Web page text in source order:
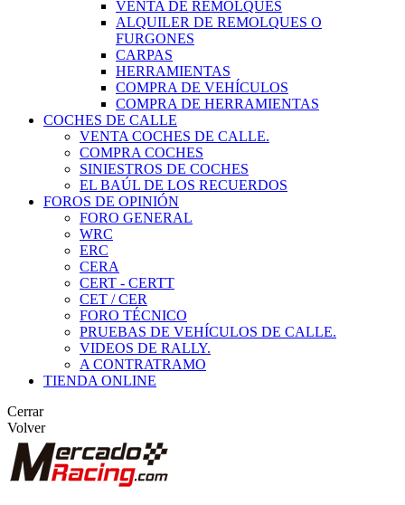
VENTA DE REMOLQUES
ALQUILER DE REMOLQUES O
FURGONES
CARPAS
HERRAMIENTAS
COMPRA DE VEHÍCULOS
COMPRA DE HERRAMIENTAS
COCHES DE CALLE
VENTA COCHES DE CALLE.
COMPRA COCHES
SINIESTROS DE COCHES
EL BAÚL DE LOS RECUERDOS
FOROS DE OPINIÓN
FORO GENERAL
WRC
ERC
CERA
CERT - CERTT
CET / CER
FORO TÉCNICO
PRUEBAS DE VEHÍCULOS DE CALLE.
VIDEOS DE RALLY.
A CONTRATRAMO
TIENDA ONLINE
Cerrar
Volver